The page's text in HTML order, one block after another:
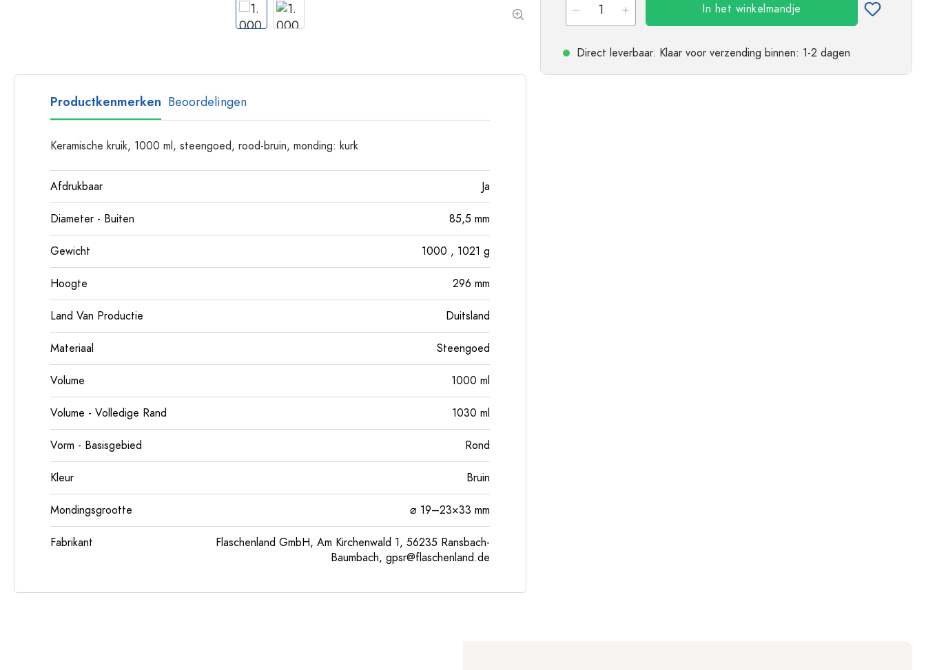
Glazen flessen met hengsel
Flessen met lange hals
Gistingsflessen & Mandflessen
Flessen per materiaal
Glazen flessen
In het winkelmandje
Direct leverbaar. Klaar voor verzending binnen: 1-2 dagen
Productkenmerken Beoordelingen
Keramische kruik, 1000 ml, steengoed, rood-bruin, monding: kurk
Afdrukbaar Ja
Diameter - Buiten 85,5 mm
Gewicht 1000 , 1021 g
Hoogte 296 mm
Land Van Productie Duitsland
Materiaal Steengoed
Volume 1000 ml
Volume - Volledige Rand 1030 ml
Vorm - Basisgebied Rond
Kleur Bruin
Mondingsgrootte ⌀ 19–23×33 mm
Fabrikant
Flaschenland GmbH, Am Kirchenwald 1, 56235 Ransbach-
Baumbach, gpsr@flaschenland.de